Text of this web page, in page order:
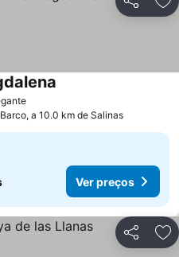
Partilhar
a 10.0 km de Salinas
Ver preços
Partilhar